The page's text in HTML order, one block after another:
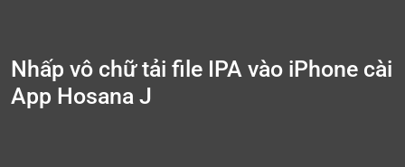
Nhấp vô chữ tải file IPA vào iPhone cài
App Hosana J